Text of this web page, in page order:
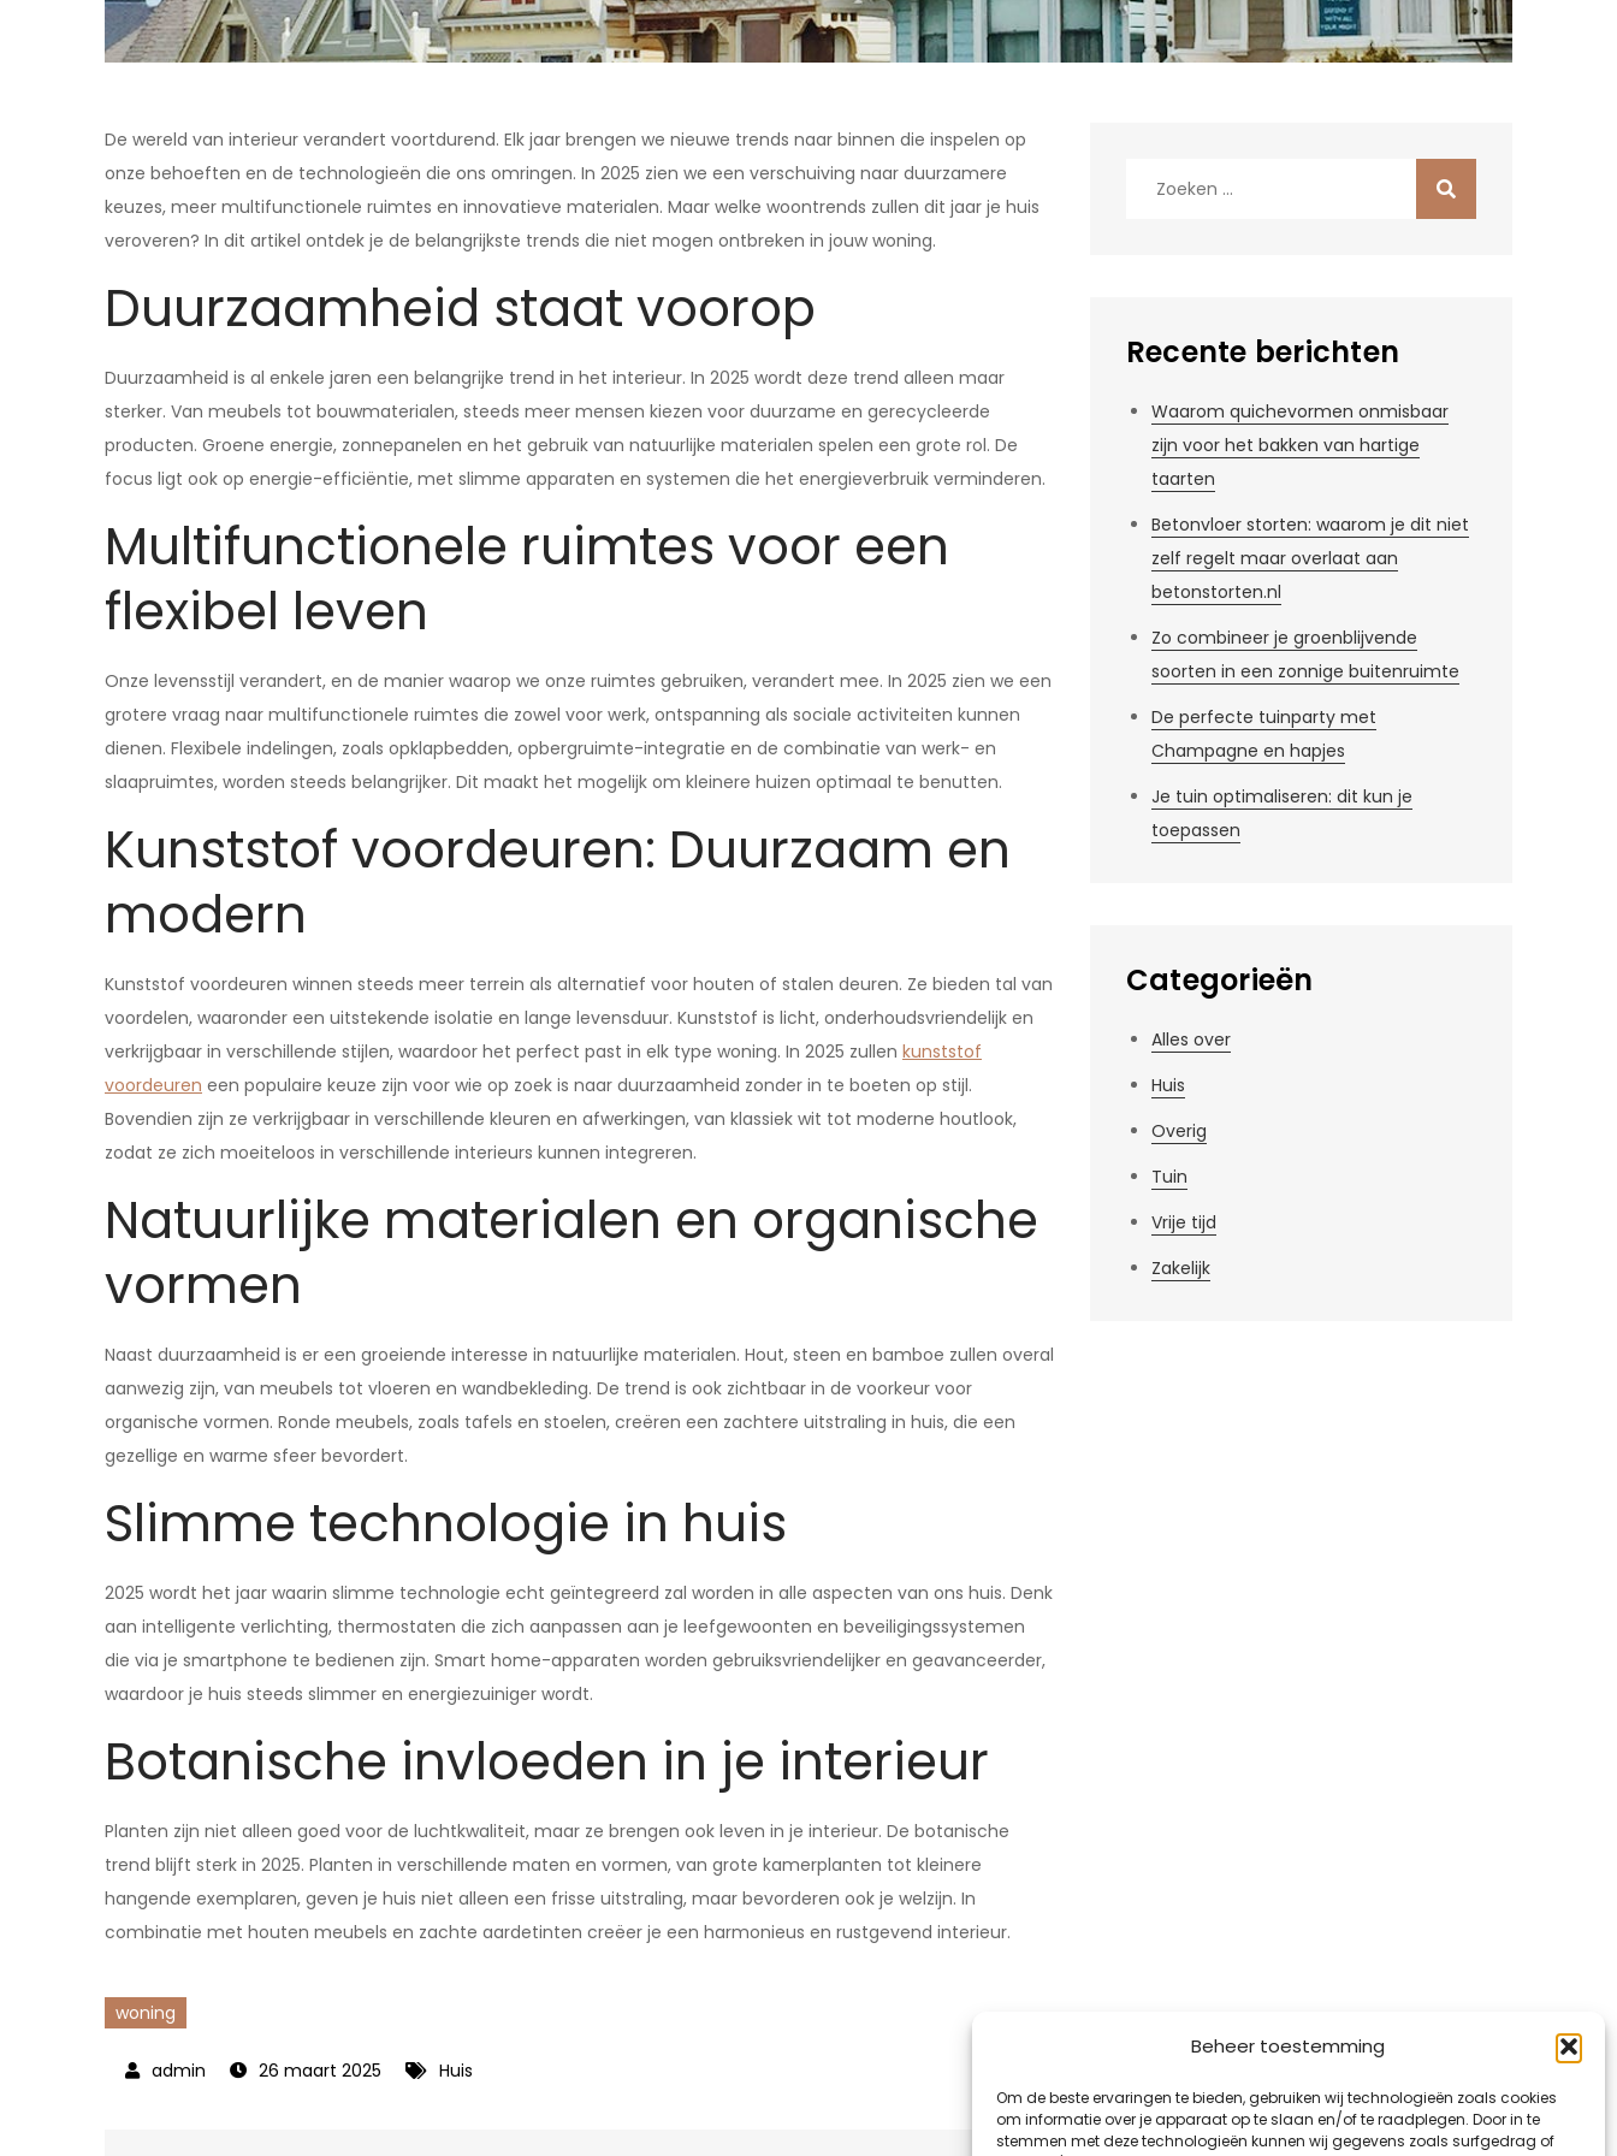
Beheer toestemming
Om de beste ervaringen te bieden, gebruiken wij technologieën zoals cookies
om informatie over je apparaat op te slaan en/of te raadplegen. Door in te
stemmen met deze technologieën kunnen wij gegevens zoals surfgedrag of
De wereld van interieur verandert voortdurend. Elk jaar brengen we nieuwe trends naar binnen die inspelen op
onze behoeften en de technologieën die ons omringen. In 2025 zien we een verschuiving naar duurzamere
keuzes, meer multifunctionele ruimtes en innovatieve materialen. Maar welke woontrends zullen dit jaar je huis
veroveren? In dit artikel ontdek je de belangrijkste trends die niet mogen ontbreken in jouw woning.
Duurzaamheid staat voorop
Duurzaamheid is al enkele jaren een belangrijke trend in het interieur. In 2025 wordt deze trend alleen maar
sterker. Van meubels tot bouwmaterialen, steeds meer mensen kiezen voor duurzame en gerecycleerde
producten. Groene energie, zonnepanelen en het gebruik van natuurlijke materialen spelen een grote rol. De
focus ligt ook op energie-efficiëntie, met slimme apparaten en systemen die het energieverbruik verminderen.
Multifunctionele ruimtes voor een
flexibel leven
Onze levensstijl verandert, en de manier waarop we onze ruimtes gebruiken, verandert mee. In 2025 zien we een
grotere vraag naar multifunctionele ruimtes die zowel voor werk, ontspanning als sociale activiteiten kunnen
dienen. Flexibele indelingen, zoals opklapbedden, opbergruimte-integratie en de combinatie van werk- en
slaapruimtes, worden steeds belangrijker. Dit maakt het mogelijk om kleinere huizen optimaal te benutten.
Kunststof voordeuren: Duurzaam en
modern
Kunststof voordeuren winnen steeds meer terrein als alternatief voor houten of stalen deuren. Ze bieden tal van
voordelen, waaronder een uitstekende isolatie en lange levensduur. Kunststof is licht, onderhoudsvriendelijk en
verkrijgbaar in verschillende stijlen, waardoor het perfect past in elk type woning. In 2025 zullen kunststof
voordeuren een populaire keuze zijn voor wie op zoek is naar duurzaamheid zonder in te boeten op stijl.
Bovendien zijn ze verkrijgbaar in verschillende kleuren en afwerkingen, van klassiek wit tot moderne houtlook,
zodat ze zich moeiteloos in verschillende interieurs kunnen integreren.
Natuurlijke materialen en organische
vormen
Naast duurzaamheid is er een groeiende interesse in natuurlijke materialen. Hout, steen en bamboe zullen overal
aanwezig zijn, van meubels tot vloeren en wandbekleding. De trend is ook zichtbaar in de voorkeur voor
organische vormen. Ronde meubels, zoals tafels en stoelen, creëren een zachtere uitstraling in huis, die een
gezellige en warme sfeer bevordert.
Slimme technologie in huis
2025 wordt het jaar waarin slimme technologie echt geïntegreerd zal worden in alle aspecten van ons huis. Denk
aan intelligente verlichting, thermostaten die zich aanpassen aan je leefgewoonten en beveiligingssystemen
die via je smartphone te bedienen zijn. Smart home-apparaten worden gebruiksvriendelijker en geavanceerder,
waardoor je huis steeds slimmer en energiezuiniger wordt.
Botanische invloeden in je interieur
Planten zijn niet alleen goed voor de luchtkwaliteit, maar ze brengen ook leven in je interieur. De botanische
trend blijft sterk in 2025. Planten in verschillende maten en vormen, van grote kamerplanten tot kleinere
hangende exemplaren, geven je huis niet alleen een frisse uitstraling, maar bevorderen ook je welzijn. In
combinatie met houten meubels en zachte aardetinten creëer je een harmonieus en rustgevend interieur.
woning
26 maart 2025 Huis
Recente berichten
Waarom quichevormen onmisbaar
zijn voor het bakken van hartige
taarten
Betonvloer storten: waarom je dit niet
zelf regelt maar overlaat aan
betonstorten.nl
Zo combineer je groenblijvende
soorten in een zonnige buitenruimte
De perfecte tuinparty met
Champagne en hapjes
Je tuin optimaliseren: dit kun je
toepassen
Categorieën
Alles over
Huis
Overig
Tuin
Vrije tijd
Zakelijk